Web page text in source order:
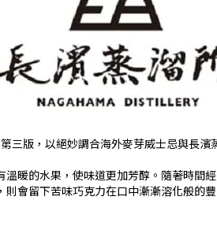
三版，以絕妙調合海外麥芽威士忌與長
暖的水果，使味道更加芳醇。隨著時
會留下苦味巧克力在口中漸漸溶化般的豐